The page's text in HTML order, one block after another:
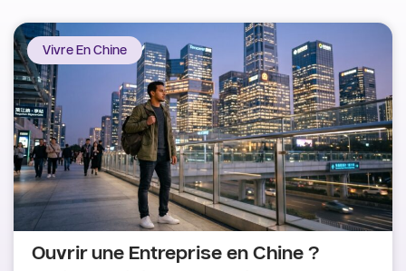
Vivre En Chine
Ouvrir une Entreprise en Chine ?